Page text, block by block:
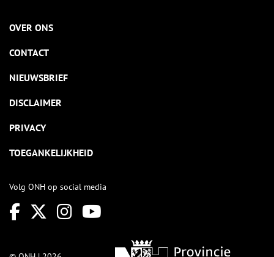
OVER ONS
CONTACT
NIEUWSBRIEF
DISCLAIMER
PRIVACY
TOEGANKELIJKHEID
Volg ONH op social media